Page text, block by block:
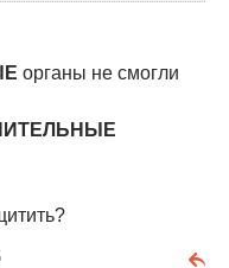
органы не смогли